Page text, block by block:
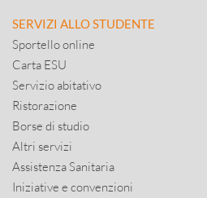
SERVIZI ALLO STUDENTE
Sportello online
Carta ESU
Servizio abitativo
Ristorazione
Borse di studio
Altri servizi
Assistenza Sanitaria
Iniziative e convenzioni